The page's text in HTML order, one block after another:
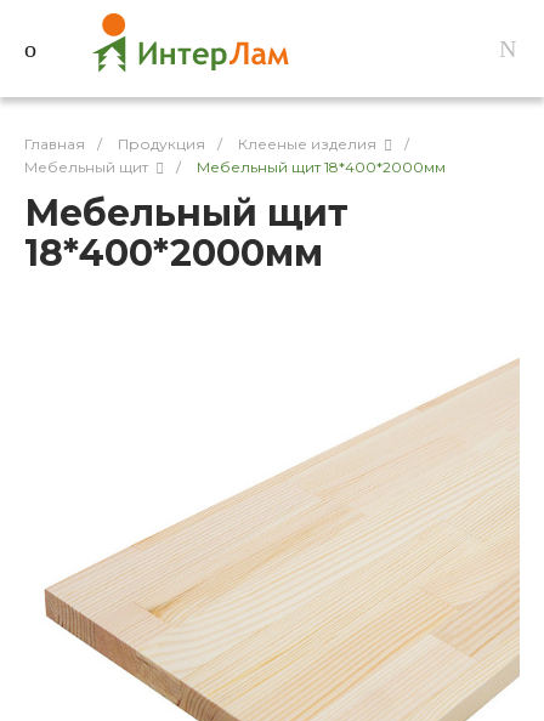
Главная / Продукция / Клееные изделия
/
Мебельный щит
/ Мебельный щит 18*400*2000мм
Мебельный щит
18*400*2000мм